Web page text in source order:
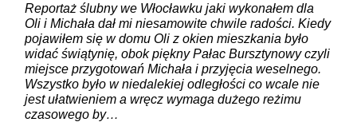
Reportaż ślubny we Włocławku jaki wykonałem dla
Oli i Michała dał mi niesamowite chwile radości. Kiedy
pojawiłem się w domu Oli z okien mieszkania było
widać świątynię, obok piękny Pałac Bursztynowy czyli
miejsce przygotowań Michała i przyjęcia weselnego.
Wszystko było w niedalekiej odległości co wcale nie
jest ułatwieniem a wręcz wymaga dużego reżimu
czasowego by…